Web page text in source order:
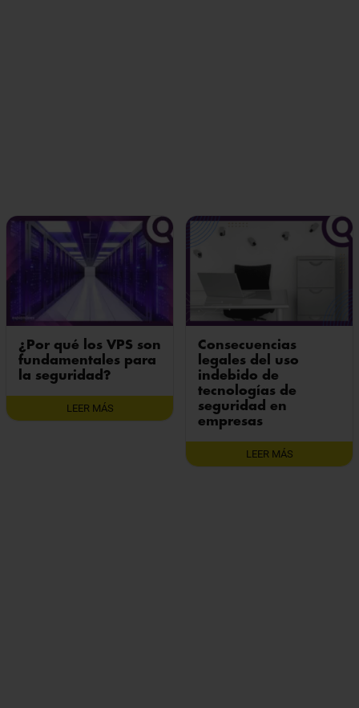
¿Por qué los VPS son
fundamentales para
la seguridad?
LEER MÁS
Consecuencias
legales del uso
indebido de
tecnologías de
seguridad en
empresas
LEER MÁS